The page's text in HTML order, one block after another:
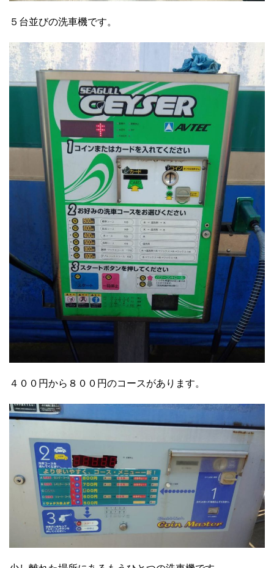
５台並びの洗車機です。
４００円から８００円のコースがあります。